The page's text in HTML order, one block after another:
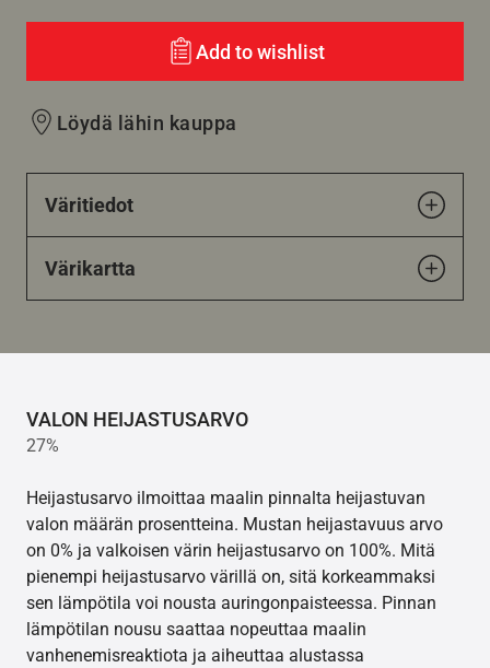
Add to wishlist
Löydä lähin kauppa
Väritiedot
Värikartta
VALON HEIJASTUSARVO
27%
Heijastusarvo ilmoittaa maalin pinnalta heijastuvan
valon määrän prosentteina. Mustan heijastavuus arvo
on 0% ja valkoisen värin heijastusarvo on 100%. Mitä
pienempi heijastusarvo värillä on, sitä korkeammaksi
sen lämpötila voi nousta auringonpaisteessa. Pinnan
lämpötilan nousu saattaa nopeuttaa maalin
vanhenemisreaktiota ja aiheuttaa alustassa